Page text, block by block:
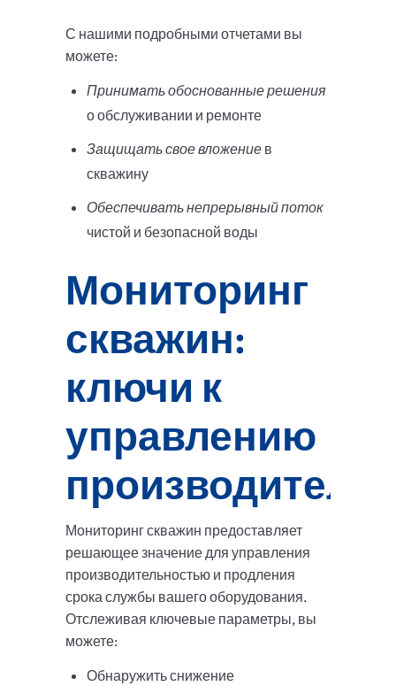
С нашими подробными отчетами вы
можете:
Принимать обоснованные решения
о обслуживании и ремонте
Защищать свое вложение в
скважину
Обеспечивать непрерывный поток
чистой и безопасной воды
Мониторинг
скважин:
ключи к
управлению
Мониторинг скважин предоставляет
решающее значение для управления
производительностью и продления
срока службы вашего оборудования.
Отслеживая ключевые параметры, вы
можете:
Обнаружить снижение